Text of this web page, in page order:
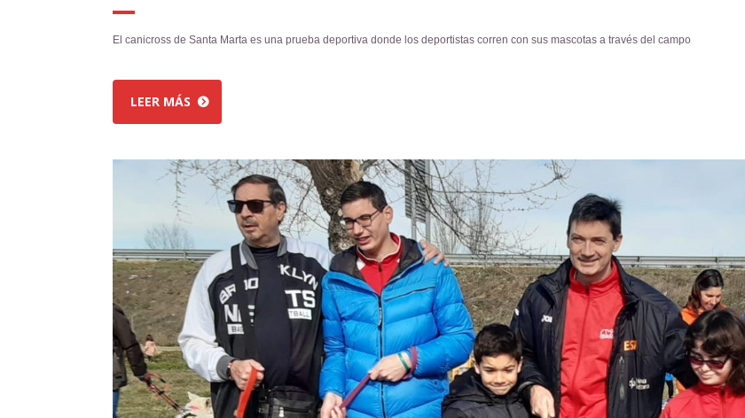
El canicross de Santa Marta es una prueba deportiva donde los deportistas corren con sus mascotas a través del campo
LEER MÁS